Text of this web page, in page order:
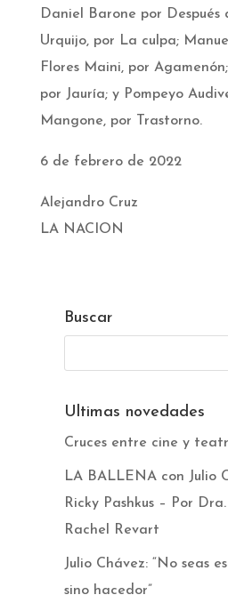
Daniel Barone por Después
Urquijo, por La culpa;
Flores Maini, por
por Jauría; y Pompeyo
Mangone, por Trastorno.
6 de febrero de 2022
Alejandro Cruz
LA NACION
Buscar
Ultimas novedades
Cruces entre cine y
LA BALLENA con Julio
Ricky Pashkus – Por
Rachel Revart
Julio Chávez: “No seas
sino hacedor”